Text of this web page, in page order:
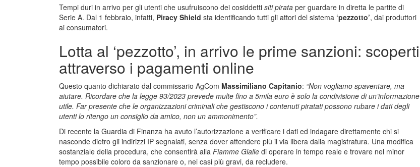
Tempi duri in arrivo per gli utenti che usufruiscono dei cosiddetti siti pirata per guardare in diretta le partite di
Serie A. Dal 1 febbraio, infatti, Piracy Shield sta identificando tutti gli attori del sistema ‘pezzotto’, dai produttori
ai consumatori.
Lotta al ‘pezzotto’, in arrivo le prime sanzioni: scoperti
attraverso i pagamenti online
Questo quanto dichiarato dal commissario AgCom Massimiliano Capitanio: “Non vogliamo spaventare, ma
aiutare. Ricordare che la legge 93/2023 prevede multe fino a 5mila euro è solo la condivisione di un’informazione
utile. Far presente che le organizzazioni criminali che gestiscono i contenuti piratati possono rubare i dati degli
utenti lo ritengo un consiglio da amico, non un ammonimento”.
Di recente la Guardia di Finanza ha avuto l’autorizzazione a verificare i dati ed indagare direttamente chi si
nasconde dietro gli indirizzi IP segnalati, senza dover attendere più il via libera dalla magistratura. Una modifica
sostanziale della procedura, che consentirà alla Fiamme Gialle di operare in tempo reale e trovare nel minor
tempo possibile coloro da sanzionare o, nei casi più gravi, da recludere.